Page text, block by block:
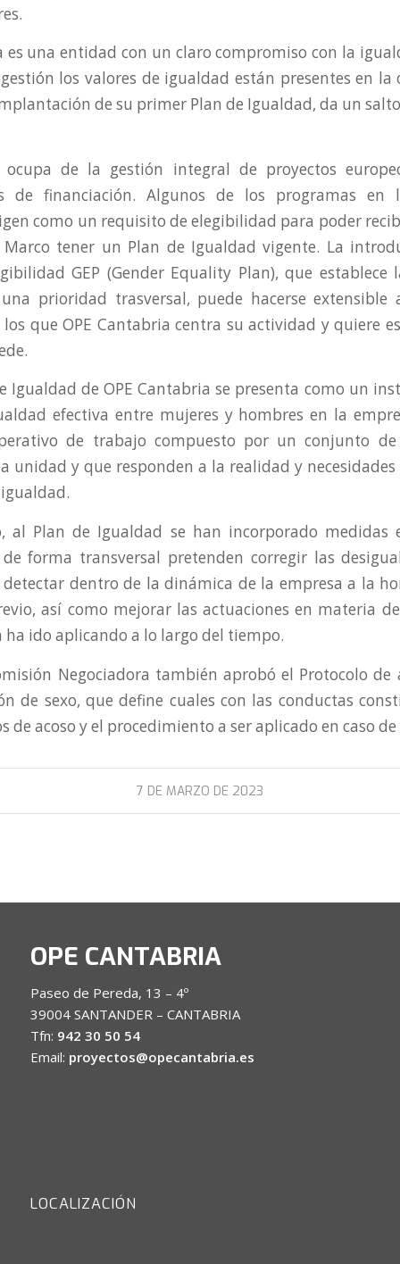
es una entidad con un claro compromiso con la
los valores de igualdad están presentes en la
de su primer Plan de Igualdad, da un
ocupa de la gestión integral de proyectos
de financiación. Algunos de los programas en
como un requisito de elegibilidad para poder
tener un Plan de Igualdad vigente. La
GEP (Gender Equality Plan), que establece
prioridad trasversal, puede hacerse extensible
que OPE Cantabria centra su actividad y quiere
Igualdad de OPE Cantabria se presenta como un
efectiva entre mujeres y hombres en la
de trabajo compuesto por un conjunto
unidad y que responden a la realidad y
al Plan de Igualdad se han incorporado medidas
forma transversal pretenden corregir las
dentro de la dinámica de la empresa a la
así como mejorar las actuaciones en materia
ha ido aplicando a lo largo del tiempo.
Negociadora también aprobó el Protocolo de
de sexo, que define cuales con las conductas
de acoso y el procedimiento a ser aplicado en caso
7 DE MARZO DE 2023
OPE CANTABRIA
Paseo de Pereda, 13 – 4º
39004 SANTANDER – CANTABRIA
Tfn: 942 30 50 54
Email: proyectos@opecantabria.es
LOCALIZACIÓN